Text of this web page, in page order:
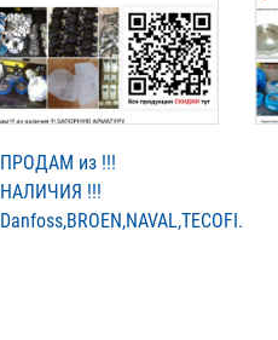
ПРОДАМ из !!!
НАЛИЧИЯ !!!
Danfoss,BROEN,NAVAL,TECOFI.